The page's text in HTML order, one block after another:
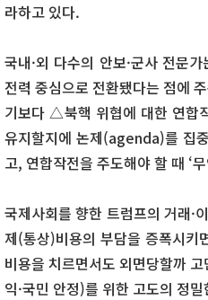
라하고 있다.
국내·외 다수의 안보·군사 전문
전력 중심으로 전환됐다는 점에
기보다 △북핵 위협에 대한 연합
유지할지에 논제(agenda)를 집
고, 연합작전을 주도해야 할 때 ‘
국제사회를 향한 트럼프의 거래·
제(통상)비용의 부담을 증폭시키
비용을 치르면서도 외면당할까
익·국민 안정)를 위한 고도의 정